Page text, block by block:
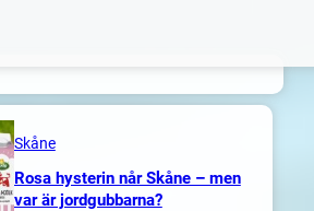
Skåne
Rosa hysterin når Skåne – men
var är jordgubbarna?